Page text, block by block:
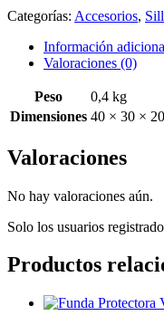
Categorías: Accesorios,
Información
Valoraciones (0)
Peso
0,4 kg
Dimensiones 40 × 30 ×
Valoraciones
No hay valoraciones aún.
Solo los usuarios
Productos